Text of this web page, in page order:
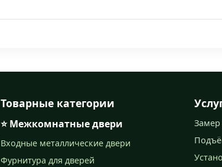
Товарные категории
⭐ Межкомнатные двери
Входные металлические двери
Фурнитура для дверей
Замер